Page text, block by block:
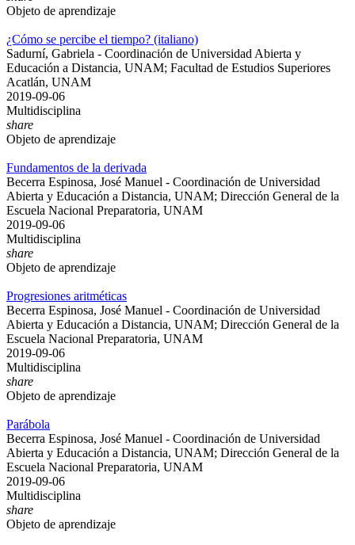
Objeto de aprendizaje
¿Cómo se percibe el tiempo? (italiano)
Sadurní, Gabriela - Coordinación de Universidad Abierta y
Educación a Distancia, UNAM; Facultad de Estudios Superiores
Acatlán, UNAM
2019-09-06
Multidisciplina
share
Objeto de aprendizaje
Fundamentos de la derivada
Becerra Espinosa, José Manuel - Coordinación de Universidad
Abierta y Educación a Distancia, UNAM; Dirección General de la
Escuela Nacional Preparatoria, UNAM
2019-09-06
Multidisciplina
share
Objeto de aprendizaje
Progresiones aritméticas
Becerra Espinosa, José Manuel - Coordinación de Universidad
Abierta y Educación a Distancia, UNAM; Dirección General de la
Escuela Nacional Preparatoria, UNAM
2019-09-06
Multidisciplina
share
Objeto de aprendizaje
Parábola
Becerra Espinosa, José Manuel - Coordinación de Universidad
Abierta y Educación a Distancia, UNAM; Dirección General de la
Escuela Nacional Preparatoria, UNAM
2019-09-06
Multidisciplina
share
Objeto de aprendizaje